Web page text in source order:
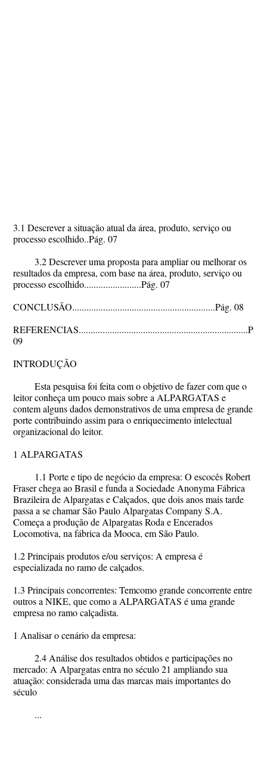
3.1 Descrever a situação atual da área, produto, serviço ou
processo escolhido..Pág. 07
3.2 Descrever uma proposta para ampliar ou melhorar os
resultados da empresa, com base na área, produto, serviço ou
processo escolhido........................Pág. 07
CONCLUSÃO............................................................Pág. 08
REFERENCIAS.......................................................................Pág.
09
INTRODUÇÃO
Esta pesquisa foi feita com o objetivo de fazer com que o
leitor conheça um pouco mais sobre a ALPARGATAS e
contem alguns dados demonstrativos de uma empresa de grande
porte contribuindo assim para o enriquecimento intelectual
organizacional do leitor.
1 ALPARGATAS
1.1 Porte e tipo de negócio da empresa: O escocês Robert
Fraser chega ao Brasil e funda a Sociedade Anonyma Fábrica
Brazileira de Alpargatas e Calçados, que dois anos mais tarde
passa a se chamar São Paulo Alpargatas Company S.A.
Começa a produção de Alpargatas Roda e Encerados
Locomotiva, na fábrica da Mooca, em São Paulo.
1.2 Principais produtos e/ou serviços: A empresa é
especializada no ramo de calçados.
1.3 Principais concorrentes: Temcomo grande concorrente entre
outros a NIKE, que como a ALPARGATAS é uma grande
empresa no ramo calçadista.
1 Analisar o cenário da empresa:
2.4 Análise dos resultados obtidos e participações no
mercado: A Alpargatas entra no século 21 ampliando sua
atuação: considerada uma das marcas mais importantes do
século
...